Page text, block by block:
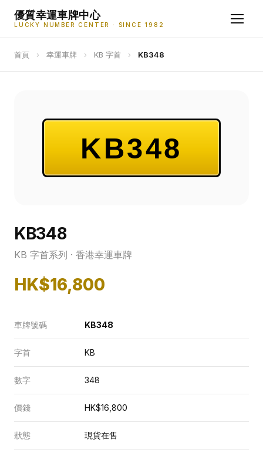
優質幸運車牌中心
LUCKY NUMBER CENTER · SINCE 1982
首頁 › 幸運車牌 › KB 字首 › KB348
KB348
KB348
KB 字首系列 · 香港幸運車牌
HK$16,800
車牌號碼 KB348
字首 KB
數字 348
價錢 HK$16,800
狀態 現貨在售